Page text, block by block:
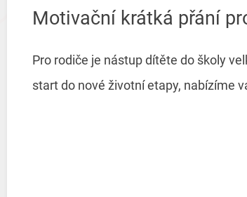
Motivační krátká přání
Pro rodiče je nástup dítěte do školy
start do nové životní etapy, nabízíme